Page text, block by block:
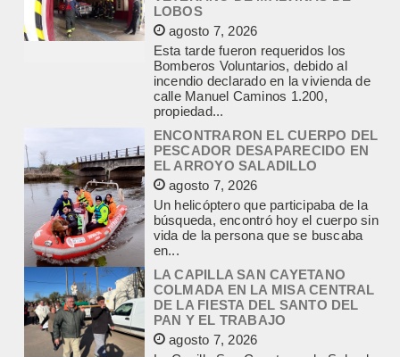
Esta tarde fueron requeridos los
Bomberos Voluntarios, debido al
incendio declarado en la vivienda de
calle Manuel Caminos 1.200,
propiedad...
ENCONTRARON EL CUERPO DEL
PESCADOR DESAPARECIDO EN
agosto 7, 2026
Un helicóptero que participaba de la
búsqueda, encontró hoy el cuerpo sin
vida de la persona que se buscaba
en...
LA CAPILLA SAN CAYETANO
COLMADA EN LA MISA CENTRAL
PAN Y EL TRABAJO
agosto 7, 2026
La Capilla San Cayetano, de Salgado
y Matanza, fue el centro de la
celebración de la fiesta del santo del...